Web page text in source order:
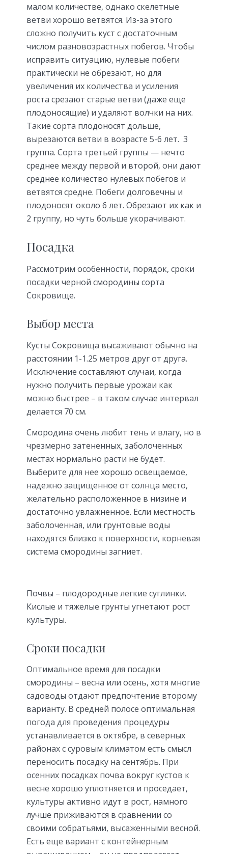
малом количестве, однако скелетные
ветви хорошо ветвятся. Из-за этого
сложно получить куст с достаточным
числом разновозрастных побегов. Чтобы
исправить ситуацию, нулевые побеги
практически не обрезают, но для
увеличения их количества и усиления
роста срезают старые ветви (даже еще
плодоносящие) и удаляют волчки на них.
Такие сорта плодоносят дольше,
вырезаются ветви в возрасте 5-6 лет. 3
группа. Сорта третьей группы — нечто
среднее между первой и второй, они дают
среднее количество нулевых побегов и
ветвятся средне. Побеги долговечны и
плодоносят около 6 лет. Обрезают их как и
2 группу, но чуть больше укорачивают.
Посадка
Рассмотрим особенности, порядок, сроки
посадки черной смородины сорта
Сокровище.
Выбор места
Кусты Сокровища высаживают обычно на
расстоянии 1-1.25 метров друг от друга.
Исключение составляют случаи, когда
нужно получить первые урожаи как
можно быстрее – в таком случае интервал
делается 70 см.
Смородина очень любит тень и влагу, но в
чрезмерно затененных, заболоченных
местах нормально расти не будет.
Выберите для нее хорошо освещаемое,
надежно защищенное от солнца место,
желательно расположенное в низине и
достаточно увлажненное. Если местность
заболоченная, или грунтовые воды
находятся близко к поверхности, корневая
система смородины загниет.
Почвы – плодородные легкие суглинки.
Кислые и тяжелые грунты угнетают рост
культуры.
Сроки посадки
Оптимальное время для посадки
смородины – весна или осень, хотя многие
садоводы отдают предпочтение второму
варианту. В средней полосе оптимальная
погода для проведения процедуры
устанавливается в октябре, в северных
районах с суровым климатом есть смысл
переносить посадку на сентябрь. При
осенних посадках почва вокруг кустов к
весне хорошо уплотняется и проседает,
культуры активно идут в рост, намного
лучше приживаются в сравнении со
своими собратьями, высаженными весной.
Есть еще вариант с контейнерным